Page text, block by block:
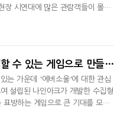
시연대에 많은 관람객들이 몰렸
를 마련했다. 그라비티에서 '라그
[지스타 2021] 나인아크 이건 대표 "'에버소울', 보자마자 기대할 수 있는 게임으로 만들겠다"
는 가운데 '에버소울'에 대한 관심
설립된 나인아크가 개발한 수집형
방하는 게임으로 큰 기대를 모으
출 7492억